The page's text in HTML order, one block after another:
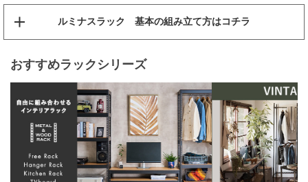
ルミナスラック 基本の組み立て方はコチラ
おすすめラックシリーズ